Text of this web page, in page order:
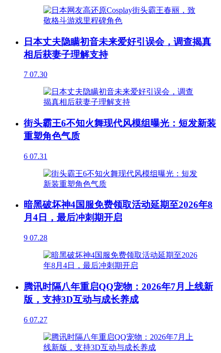
日本丈夫隐瞒初音未来爱好引误会，调查揭真
相后获妻子理解支持
7 07.30
街头霸王6不知火舞现代风模组曝光：短发新装
重塑角色气质
6 07.31
暗黑破坏神4国服免费领取活动延期至2026年8
月4日，最后冲刺期开启
9 07.28
腾讯时隔八年重启QQ宠物：2026年7月上线新
版，支持3D互动与成长养成
6 07.27